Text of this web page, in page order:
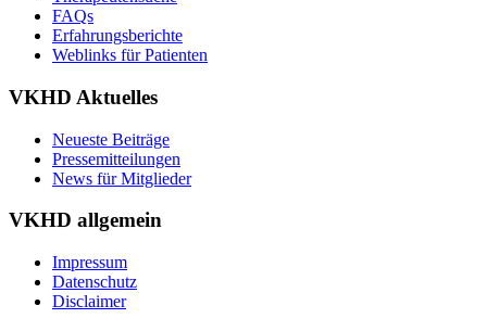
FAQs
Erfahrungsberichte
Weblinks für Patienten
VKHD Aktuelles
Neueste Beiträge
Pressemitteilungen
News für Mitglieder
VKHD allgemein
Impressum
Datenschutz
Disclaimer